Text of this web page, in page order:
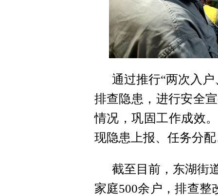
通过推行“两次入
排查隐患，进行安全
情况，巩固工作成效
现隐患上报、任务分
截至目前，东湖街
家庭500余户，排查整